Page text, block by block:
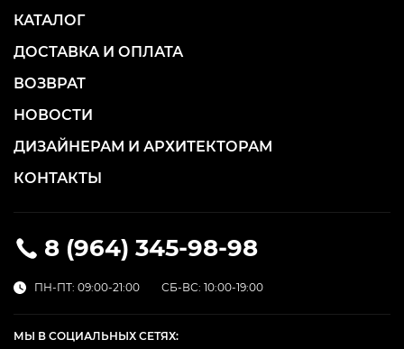
8 (964) 345-98-98
ПН-ПТ: 09:00-21:00 СБ-ВС: 10:00-19:00
КАТАЛОГ
ДОСТАВКА И ОПЛАТА
ВОЗВРАТ
НОВОСТИ
ДИЗАЙНЕРАМ И АРХИТЕКТОРАМ
КОНТАКТЫ
МЫ В СОЦИАЛЬНЫХ СЕТЯХ: